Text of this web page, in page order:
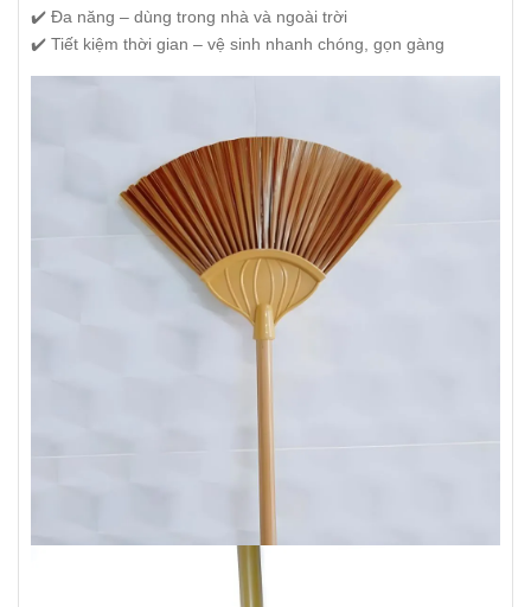
✔️ Đa năng – dùng trong nhà và ngoài trời
✔️ Tiết kiệm thời gian – vệ sinh nhanh chóng, gọn gàng